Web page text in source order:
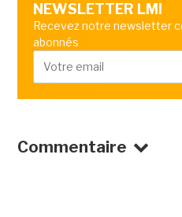
NEWSLETTER LMI
Recevez notre newsletter
abonnés
Commentaire